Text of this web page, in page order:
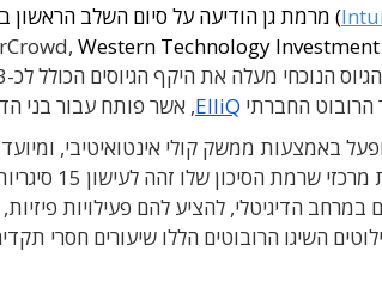
) מרמת גן הודיעה על סיום השלב הראשון
Western Technology Investment
הגיוס הנוכחי מעלה את היקף הגיוסים הכולל לכ-83
הרובוט החברתי ElliQ, אשר פותח עבור בני
באמצעות ממשק קולי אינטואיטיבי,
ולהתמודד עם
הדיגיטלי, להציע להם פעילויות
השיגו הרובוטים הללו שיעורים חסרי